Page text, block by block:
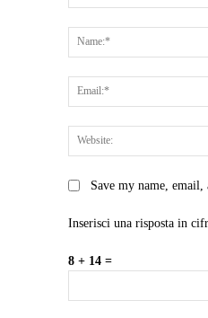
Save my name,
Inserisci una risposta in
8 + 14 =